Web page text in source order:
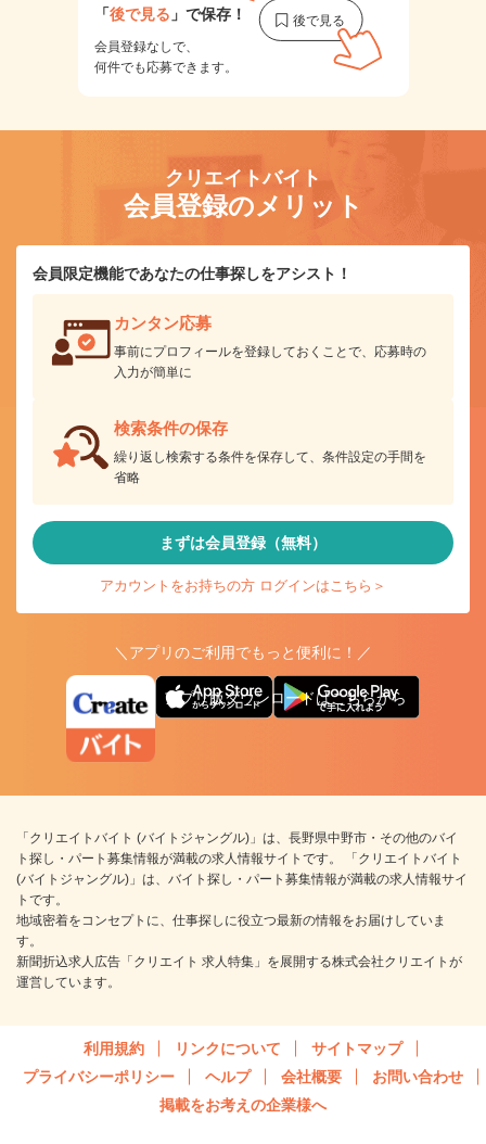
「後で見る 」で保存！
会員登録なしで、
何件でも応募できます。
クリエイトバイト
会員登録のメリット
会員限定機能であなたの仕事探しをアシスト！
カンタン応募
事前にプロフィールを登録しておくことで、応募時の
入力が簡単に
検索条件の保存
繰り返し検索する条件を保存して、条件設定の手間を
省略
まずは会員登録（無料）
アカウントをお持ちの方 ログインはこちら＞
＼アプリのご利用でもっと便利に！／
アプリ版ダウンロードはこちらから
「クリエイトバイト (バイトジャングル)」は、長野県中野市・その他のバイ
ト探し・パート募集情報が満載の求人情報サイトです。 「クリエイトバイト
(バイトジャングル)」は、バイト探し・パート募集情報が満載の求人情報サイ
トです。
地域密着をコンセプトに、仕事探しに役立つ最新の情報をお届けしていま
す。
新聞折込求人広告「クリエイト 求人特集」を展開する株式会社クリエイトが
運営しています。
利用規約 リンクについて
サイトマップ
プライバシーポリシー
ヘルプ 会社概要
お問い合わせ
掲載をお考えの企業様へ